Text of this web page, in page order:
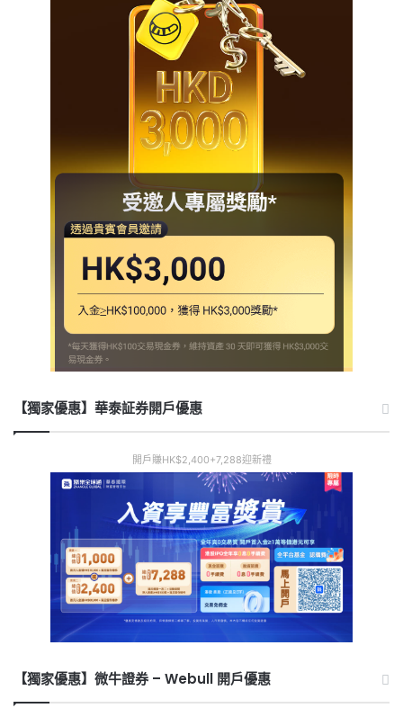
【獨家優惠】華泰証券開戶優惠
開戶賺HK$2,400+7,288迎新禮
【獨家優惠】微牛證券 – Webull 開戶優惠